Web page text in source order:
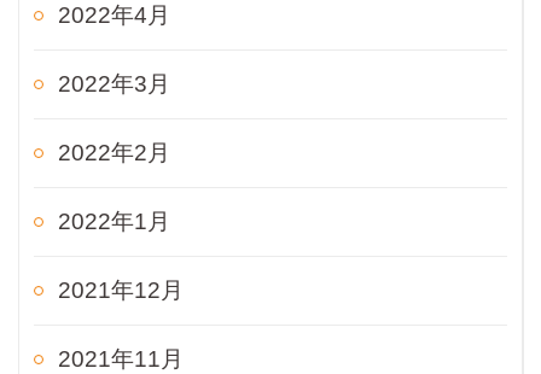
2022年4月
2022年3月
2022年2月
2022年1月
2021年12月
2021年11月